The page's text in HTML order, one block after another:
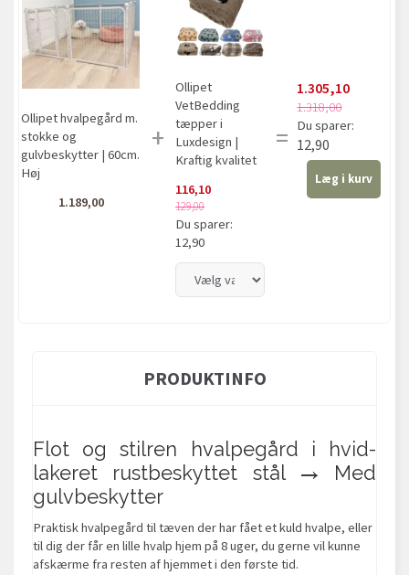
Ollipet hvalpegård m.
stokke og
gulvbeskytter | 60cm.
Høj
1.189,00
+
Ollipet
VetBedding
tæpper i
Luxdesign |
Kraftig kvalitet
116,10
129,00
Du sparer:
12,90
=
1.305,10
1.318,00
Du sparer:
12,90
Læg i kurv
PRODUKTINFO
Flot og stilren hvalpegård i hvid-
lakeret rustbeskyttet stål → Med
gulvbeskytter
Praktisk hvalpegård til tæven der har fået et kuld hvalpe, eller
til dig der får en lille hvalp hjem på 8 uger, du gerne vil kunne
afskærme fra resten af hjemmet i den første tid.